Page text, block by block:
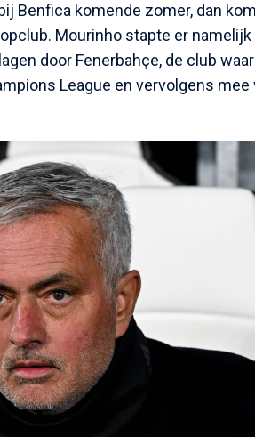
Benfica komende zomer, dan
Mourinho stapte er
door Fenerbahçe, de club
League en vervolgens mee